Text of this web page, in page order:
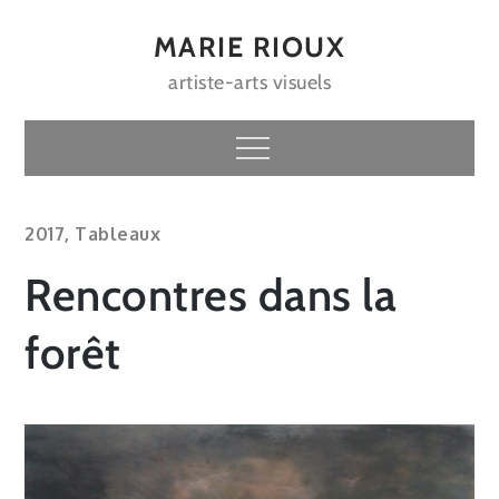
MARIE RIOUX
artiste-arts visuels
Menu
2017, Tableaux
Rencontres dans la
forêt